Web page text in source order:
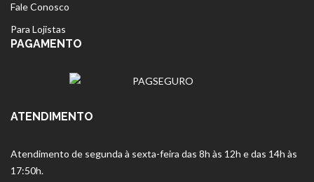
Fale Conosco
Para Lojistas
PAGAMENTO
ATENDIMENTO
Atendimento de segunda à sexta-feira das 8h às 12h e das 14h às
17:50h.